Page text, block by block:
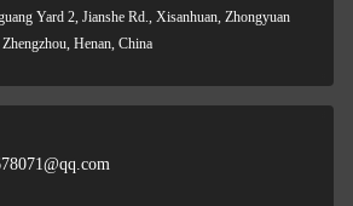
Yard 2, Jianshe Rd., Xisanhuan, Zhongyuan
Henan, China